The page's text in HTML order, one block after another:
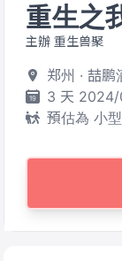
重生之
主辦 重生兽聚
郑州 · 喆鹏
3 天 2024/
預估為 小